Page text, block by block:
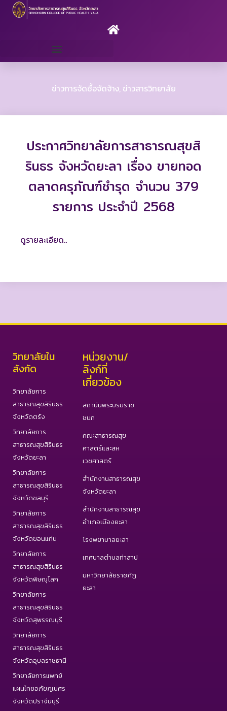
Skip
ข่าวการจัดซื้อจัดจ้าง, ข่าวสารวิทยาลัย
ประกาศวิทยาลัยการสาธารณสุขสิ
รินธร จังหวัดยะลา เรื่อง ขายทอด
ตลาดครุภัณฑ์ชำรุด จำนวน 379
รายการ ประจำปี 2568
ดูรายละเอียด..
วิทยาลัยใน
สังกัด
วิทยาลัยการ
สาธารณสุขสิรินธร
จังหวัดตรัง
วิทยาลัยการ
สาธารณสุขสิรินธร
จังหวัดยะลา
วิทยาลัยการ
สาธารณสุขสิรินธร
จังหวัดชลบุรี
วิทยาลัยการ
สาธารณสุขสิรินธร
จังหวัดขอนแก่น
วิทยาลัยการ
สาธารณสุขสิรินธร
จังหวัดพิษณุโลก
วิทยาลัยการ
สาธารณสุขสิรินธร
จังหวัดสุพรรณบุรี
วิทยาลัยการ
สาธารณสุขสิรินธร
จังหวัดอุบลราชธานี
วิทยาลัยการแพทย์
แผนไทยอภัยภูเบศร
จังหวัดปราจีนบุรี
หน่วยงาน/
ลิงก์ที่
เกี่ยวข้อง
สถาบันพระบรมราช
ชนก
คณะสาธารณสุข
ศาสตร์และสห
เวชศาสตร์
สำนักงานสาธารณสุข
จังหวัดยะลา
สำนักงานสาธารณสุข
อำเภอเมืองยะลา
โรงพยาบาลยะลา
เทศบาลตำบลท่าสาป
มหาวิทยาลัยราชภัฏ
ยะลา